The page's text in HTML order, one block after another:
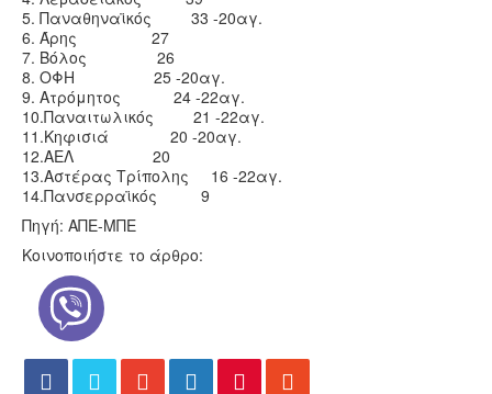
5. Παναθηναϊκός 33 -20αγ.
6. Άρης 27
7. Βόλος 26
8. ΟΦΗ 25 -20αγ.
9. Ατρόμητος 24 -22αγ.
10.Παναιτωλικός 21 -22αγ.
11.Κηφισιά 20 -20αγ.
12.ΑΕΛ 20
13.Αστέρας Τρίπολης 16 -22αγ.
14.Πανσερραϊκός 9
Πηγή: ΑΠΕ-ΜΠΕ
Κοινοποιήστε το άρθρο: